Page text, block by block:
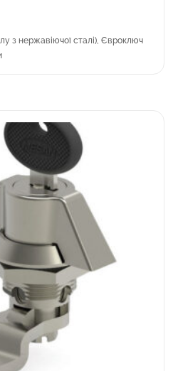
з нержавіючої сталі), Євроключ